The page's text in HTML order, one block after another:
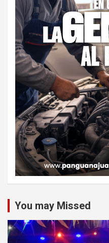
You may Missed